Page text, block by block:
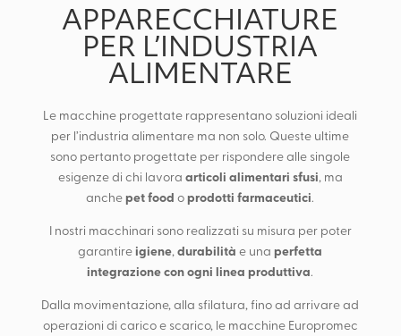
APPARECCHIATURE
PER L’INDUSTRIA
ALIMENTARE
Le macchine progettate rappresentano soluzioni ideali
per l’industria alimentare ma non solo. Queste ultime
sono pertanto progettate per rispondere alle singole
esigenze di chi lavora articoli alimentari sfusi, ma
anchepet food oprodotti farmaceutici.
I nostri macchinari sono realizzati su misura per poter
garantireigiene,durabilità e unaperfetta
integrazione con ogni linea produttiva.
Dalla movimentazione, alla sfilatura, fino ad arrivare ad
operazioni di carico e scarico, le macchine Europromec